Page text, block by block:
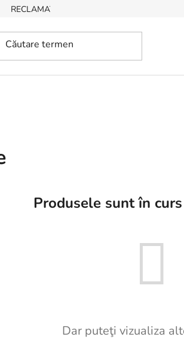
RECLAMAȚII, RETURNĂRI DE BUNURI
Produsele sunt în
Dar puteţi vizualiza